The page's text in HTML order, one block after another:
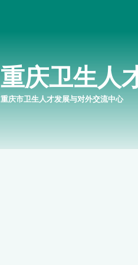
重庆卫生人
重庆市卫生人才发展与对外交流中心